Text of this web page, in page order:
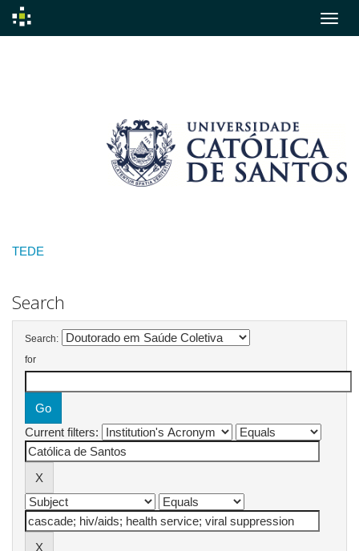
TEDE
Search
Search:
for
Current filters: